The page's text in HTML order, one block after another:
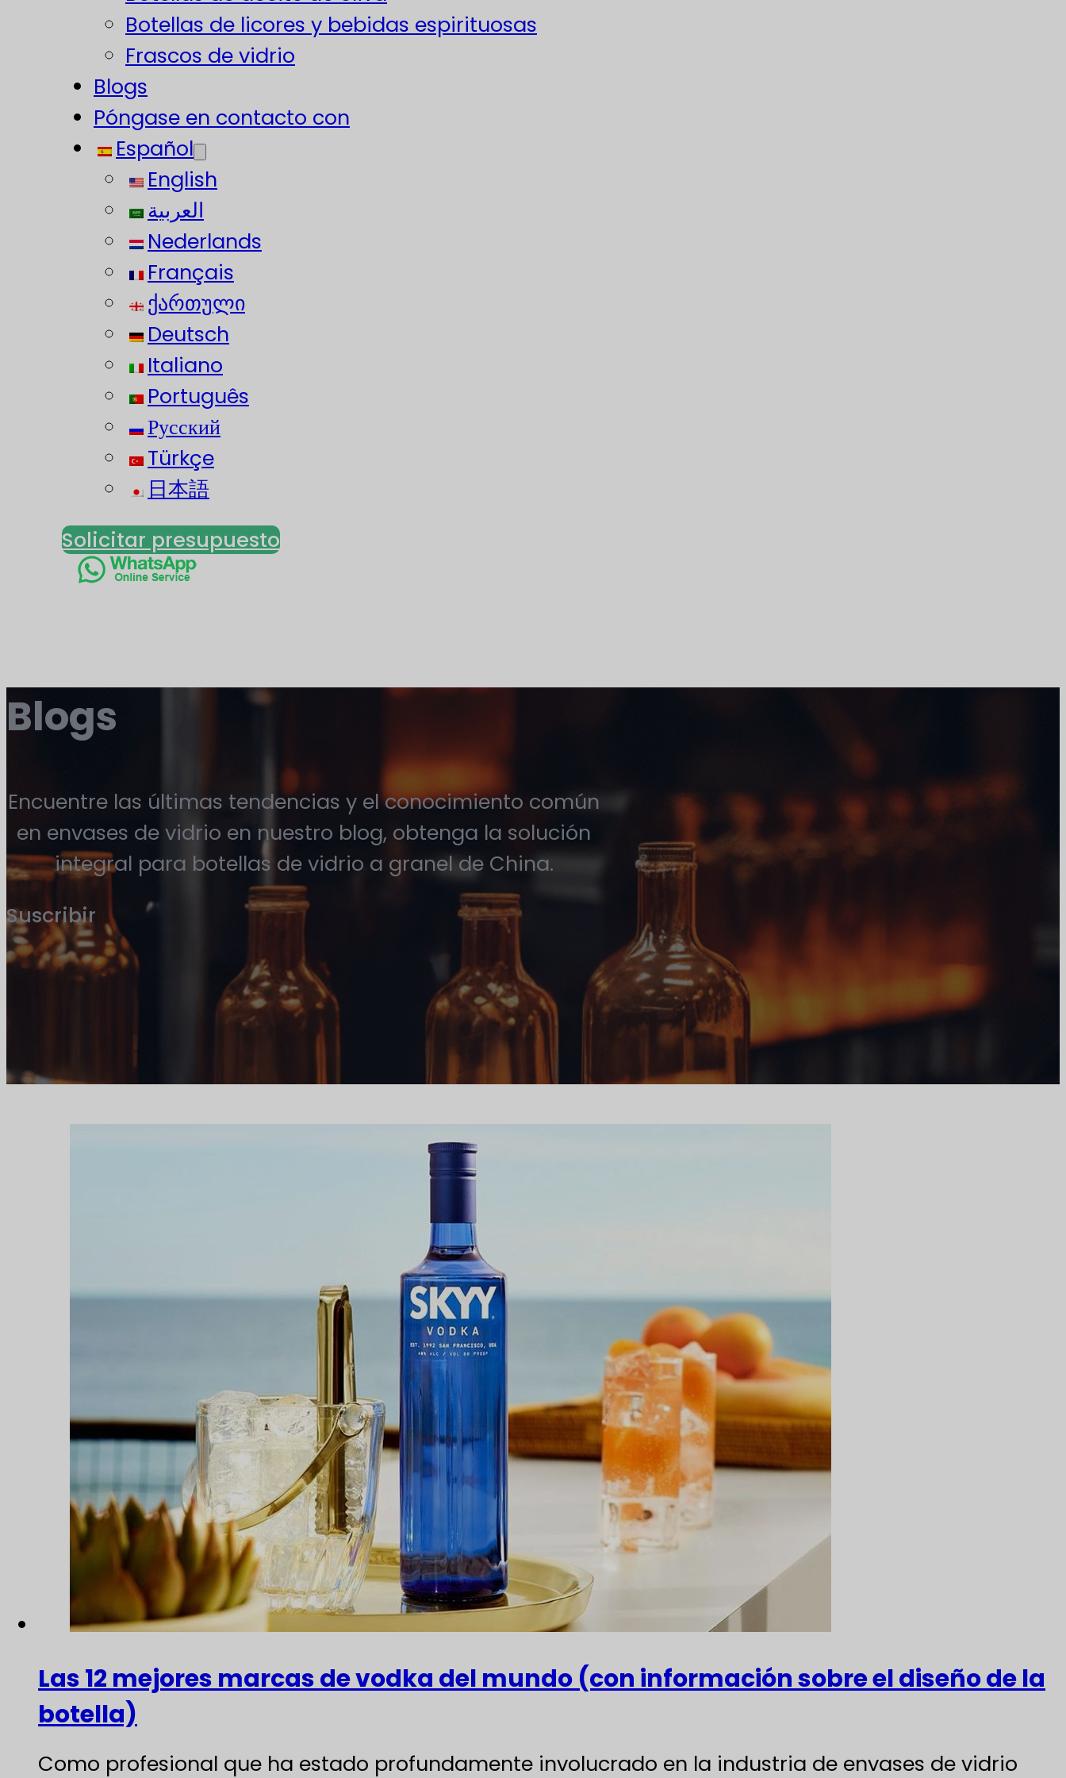
Botellas de licores y bebidas espirituosas
Frascos de vidrio
Blogs
Póngase en contacto con
Español
English
العربية
Nederlands
Français
ქართული
Deutsch
Italiano
Português
Русский
Türkçe
日本語
Solicitar presupuesto
Blogs
Encuentre las últimas tendencias y el conocimiento común
en envases de vidrio en nuestro blog, obtenga la solución
integral para botellas de vidrio a granel de China.
Suscribir
Las 12 mejores marcas de vodka del mundo (con información sobre el diseño de la
botella)
Como profesional que ha estado profundamente involucrado en la industria de envases de vidrio